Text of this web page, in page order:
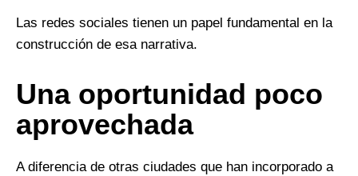
Las redes sociales tienen un papel fundamental en la
construcción de esa narrativa.
Una oportunidad poco
aprovechada
A diferencia de otras ciudades que han incorporado a